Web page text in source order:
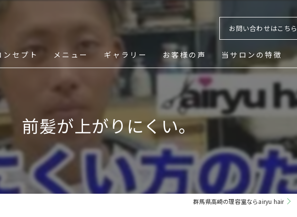
お問い合わせはこちら
ンセプト メニュー ギャラリー お客様の声 当サロンの特徴
ヘッドスパ
シェービング
フェード
パーマ
前髪が上がりにくい。
群馬県高崎の理容室ならairyu hair